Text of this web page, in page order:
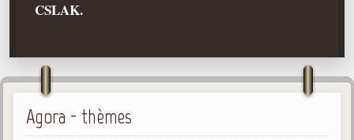
Qu'est-ce que c'est ?
Philosophie
La doctrine d'Allan Kardec
But des manifestations spirites
CSLAK.
Agora - thèmes